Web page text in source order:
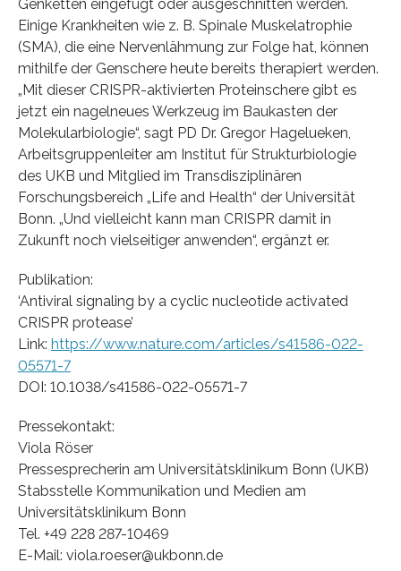
Genketten eingefügt oder ausgeschnitten werden.
Einige Krankheiten wie z. B. Spinale Muskelatrophie
(SMA), die eine Nervenlähmung zur Folge hat, können
mithilfe der Genschere heute bereits therapiert werden.
„Mit dieser CRISPR-aktivierten Proteinschere gibt es
jetzt ein nagelneues Werkzeug im Baukasten der
Molekularbiologie“, sagt PD Dr. Gregor Hagelueken,
Arbeitsgruppenleiter am Institut für Strukturbiologie
des UKB und Mitglied im Transdisziplinären
Forschungsbereich „Life and Health“ der Universität
Bonn. „Und vielleicht kann man CRISPR damit in
Zukunft noch vielseitiger anwenden“, ergänzt er.
Publikation:
‘Antiviral signaling by a cyclic nucleotide activated
CRISPR protease’
Link: https://www.nature.com/articles/s41586-022-
05571-7
DOI: 10.1038/s41586-022-05571-7
Pressekontakt:
Viola Röser
Pressesprecherin am Universitätsklinikum Bonn (UKB)
Stabsstelle Kommunikation und Medien am
Universitätsklinikum Bonn
Tel. +49 228 287-10469
E-Mail: viola.roeser@ukbonn.de